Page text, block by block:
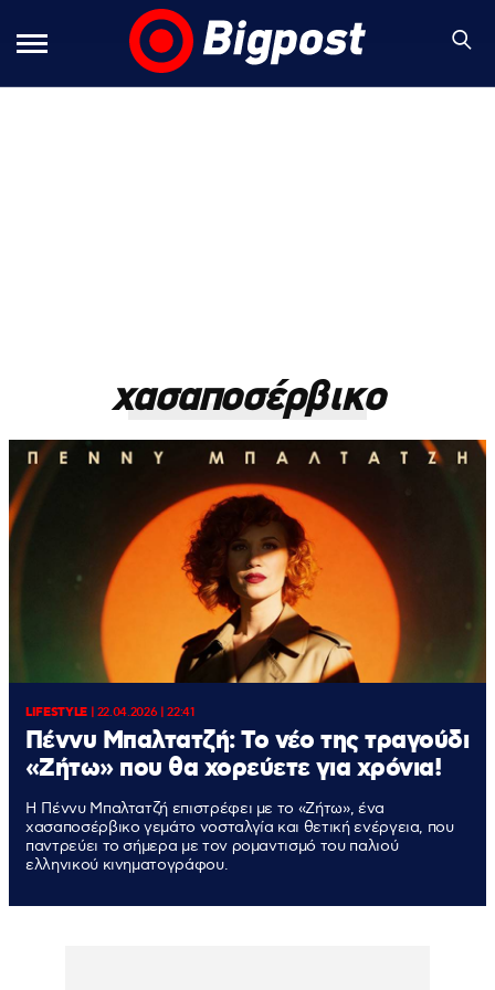
χασαποσέρβικο
LIFESTYLE| 22.04.2026 | 22:41
Πέννυ Μπαλτατζή: Το νέο της τραγούδι
«Ζήτω» που θα χορεύετε για χρόνια!
Η Πέννυ Μπαλτατζή επιστρέφει με το «Ζήτω», ένα
χασαποσέρβικο γεμάτο νοσταλγία και θετική ενέργεια, που
παντρεύει το σήμερα με τον ρομαντισμό του παλιού
ελληνικού κινηματογράφου.